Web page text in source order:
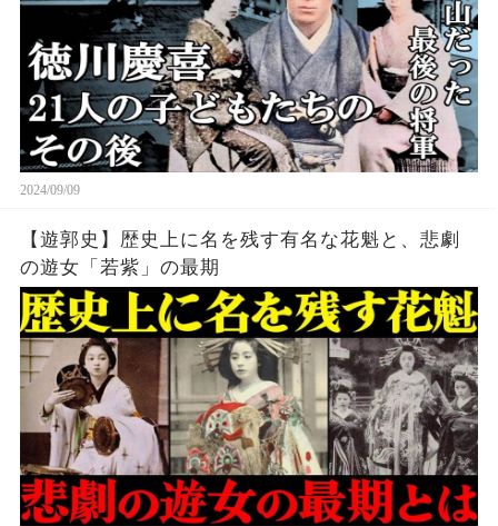
2024/09/09
【遊郭史】歴史上に名を残す有名な花魁と、悲劇
の遊女「若紫」の最期